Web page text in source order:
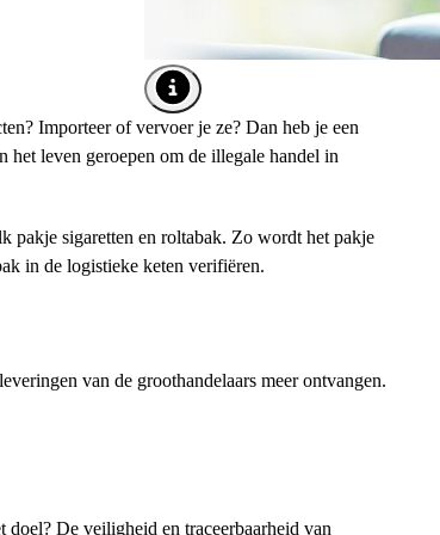
Afbeelding tooltip openen
Importeer of vervoer je ze? Dan heb je een
het leven geroepen om de illegale handel in
pakje sigaretten en roltabak. Zo wordt het pakje
in de logistieke keten verifiëren.
van de groothandelaars meer ontvangen.
De veiligheid en traceerbaarheid van